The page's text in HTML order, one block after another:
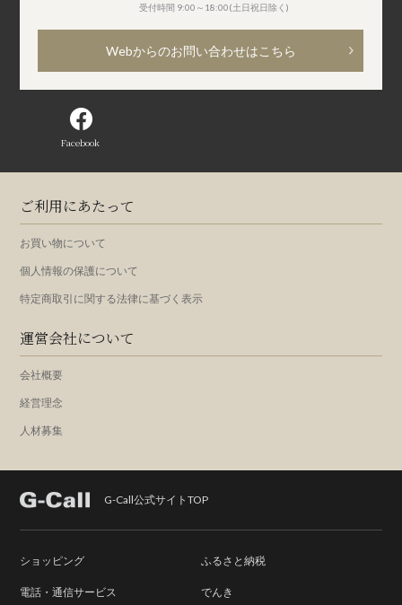
受付時間 9:00～18:00(土日祝日除く)
Webからのお問い合わせはこちら
Facebook
ご利用にあたって
お買い物について
個人情報の保護について
特定商取引に関する法律に基づく表示
運営会社について
会社概要
経営理念
人材募集
G-Call公式サイトTOP
ショッピング ふるさと納税
電話・通信サービス でんき